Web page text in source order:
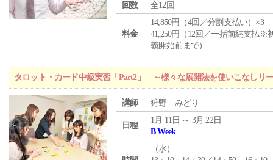
回数
全12回
料金
14,850円（4回／分割支払い）×3
41,250円（12回／一括前納支払※
義開始前まで）
タロット・カード中級実習「Part2」 ～様々な展開法を使いこなしリ
講師 狩野 みどり
日程
1月 11日 ～ 3月 22日
B Week
（水）